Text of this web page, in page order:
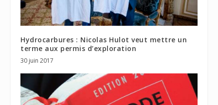
Hydrocarbures : Nicolas Hulot veut mettre un
terme aux permis d’exploration
30 juin 2017